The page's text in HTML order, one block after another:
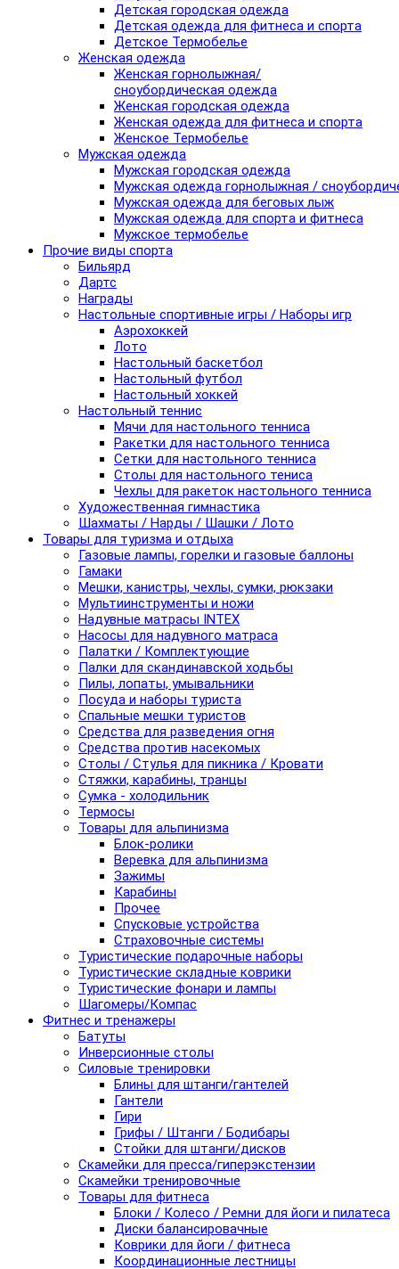
Детская городская одежда
Детская одежда для фитнеса и спорта
Детское Термобелье
Женская одежда
Женская горнолыжная/
сноубордическая одежда
Женская городская одежда
Женская одежда для фитнеса и спорта
Женское Термобелье
Мужская одежда
Мужская городская одежда
Мужская одежда горнолыжная /
Мужская одежда для беговых лыж
Мужская одежда для спорта и фитнеса
Мужское термобелье
Прочие виды спорта
Бильярд
Дартс
Награды
Настольные спортивные игры / Наборы игр
Аэрохоккей
Лото
Настольный баскетбол
Настольный футбол
Настольный хоккей
Настольный теннис
Мячи для настольного тенниса
Ракетки для настольного тенниса
Сетки для настольного тенниса
Столы для настольного тениса
Чехлы для ракеток настольного тенниса
Художественная гимнастика
Шахматы / Нарды / Шашки / Лото
Товары для туризма и отдыха
Газовые лампы, горелки и газовые баллоны
Гамаки
Мешки, канистры, чехлы, сумки, рюкзаки
Мультиинструменты и ножи
Надувные матрасы INTEX
Насосы для надувного матраса
Палатки / Комплектующие
Палки для скандинавской ходьбы
Пилы, лопаты, умывальники
Посуда и наборы туриста
Спальные мешки туристов
Средства для разведения огня
Средства против насекомых
Столы / Стулья для пикника / Кровати
Стяжки, карабины, транцы
Сумка - холодильник
Термосы
Товары для альпинизма
Блок-ролики
Веревка для альпинизма
Зажимы
Карабины
Прочее
Спусковые устройства
Страховочные системы
Туристические подарочные наборы
Туристические складные коврики
Туристические фонари и лампы
Шагомеры/Компас
Фитнес и тренажеры
Батуты
Инверсионные столы
Силовые тренировки
Блины для штанги/гантелей
Гантели
Гири
Грифы / Штанги / Бодибары
Стойки для штанги/дисков
Скамейки для пресса/гиперэкстензии
Скамейки тренировочные
Товары для фитнеса
Блоки / Колесо / Ремни для йоги и пилатеса
Диски балансировачные
Коврики для йоги / фитнеса
Координационные лестницы